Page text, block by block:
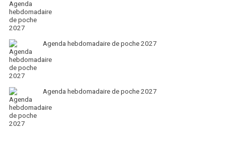
Agenda hebdomadaire de poche 2027
Agenda hebdomadaire de poche 2027